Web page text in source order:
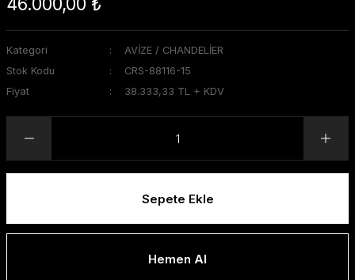
Kategori
AVİZE / CHANDELİER
Stok Kodu
CRS-88116-15
Fiyat
38.333,33 TL + KDV
Sepete Ekle
Hemen Al